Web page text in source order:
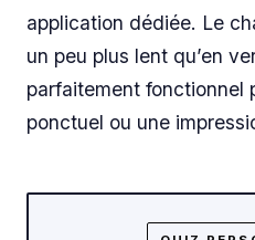
application dédiée. Le
un peu plus lent qu’en
parfaitement fonctionnel
ponctuel ou une